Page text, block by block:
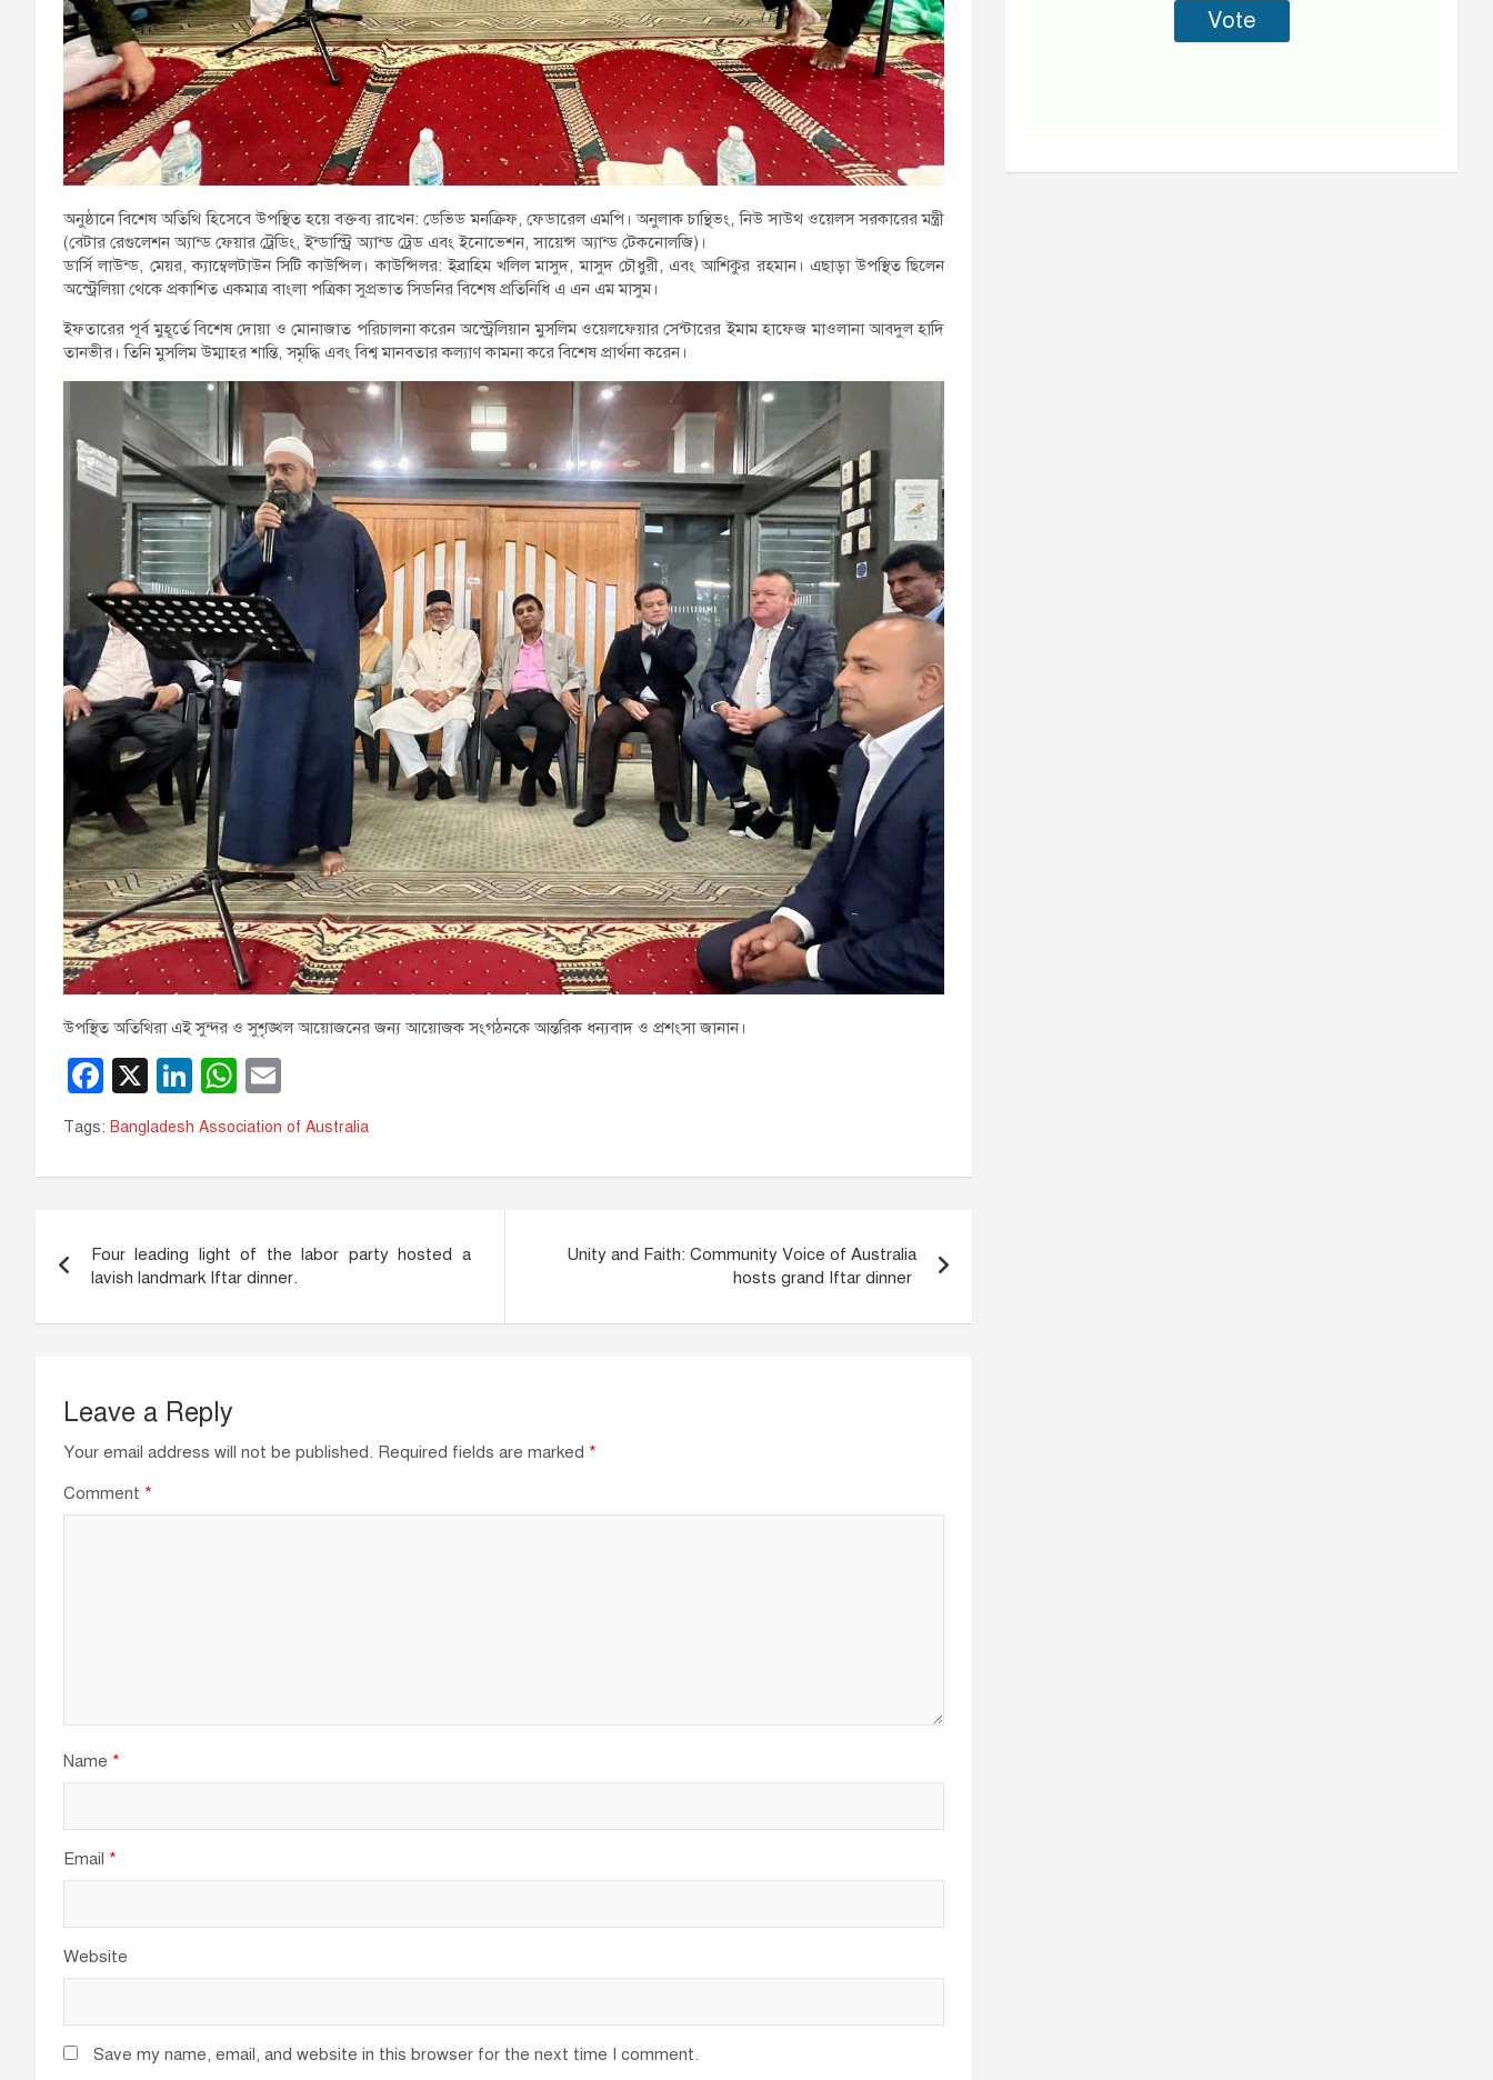
অনুষ্ঠানে বিশেষ অতিথি হিসেবে উপস্থিত হয়ে বক্তব্য রাখেন: ডেভিড মনক্রিফ, ফেডারেল এমপি। অনুলাক চান্থিভং, নিউ সাউথ ওয়েলস সরকারের মন্ত্রী
(বেটার রেগুলেশন অ্যান্ড ফেয়ার ট্রেডিং, ইন্ডাস্ট্রি অ্যান্ড ট্রেড এবং ইনোভেশন, সায়েন্স অ্যান্ড টেকনোলজি)।
ডার্সি লাউন্ড, মেয়র, ক্যাম্বেলটাউন সিটি কাউন্সিল। কাউন্সিলর: ইব্রাহিম খলিল মাসুদ, মাসুদ চৌধুরী, এবং আশিকুর রহমান। এছাড়া উপস্থিত ছিলেন
অস্ট্রেলিয়া থেকে প্রকাশিত একমাত্র বাংলা পত্রিকা সুপ্রভাত সিডনির বিশেষ প্রতিনিধি এ এন এম মাসুম।
ইফতারের পূর্ব মুহূর্তে বিশেষ দোয়া ও মোনাজাত পরিচালনা করেন অস্ট্রেলিয়ান মুসলিম ওয়েলফেয়ার সেন্টারের ইমাম হাফেজ মাওলানা আবদুল হাদি
তানভীর। তিনি মুসলিম উম্মাহর শান্তি, সমৃদ্ধি এবং বিশ্ব মানবতার কল্যাণ কামনা করে বিশেষ প্রার্থনা করেন।
উপস্থিত অতিথিরা এই সুন্দর ও সুশৃঙ্খল আয়োজনের জন্য আয়োজক সংগঠনকে আন্তরিক ধন্যবাদ ও প্রশংসা জানান।
F
a
c
e
o
o
k
X
Li
n
k
e
n
W
h
at
s
p
p
m
ail
Tags: Bangladesh Association of Australia
navigation
Four leading light of the labor party hosted a
lavish landmark Iftar dinner.
Unity and Faith: Community Voice of Australia
hosts grand Iftar dinner
Leave a Reply
Your email address will not be published. Required fields are marked *
Comment *
Name *
Email *
Website
Save my name, email, and website in this browser for the next time I comment.